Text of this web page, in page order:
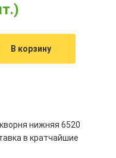
В корзину
нижняя 6520
в кратчайшие